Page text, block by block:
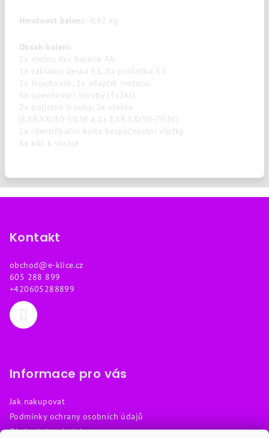
Hmotnost balení: 0,42 kg
Obsah balení:
1x motor, 4ks baterie AA
1x základní deska E1, 1x podložka E2
1x šroubovák, 1x adaptér motoru,
6x upevňovací šrouby (3x2ks)
2x pojistné šrouby, 2x vložka
(EXR.XX/30-50.NI a 1x EXR.XX/50-70.NI)
1x identifikační karta bezpečnostní vložky
6x klíč k vložce
Kontakt
obchod@e-klice.cz
605 288 899
+420605288899
Informace pro vás
Jak nakupovat
Podmínky ochrany osobních údajů
Obchodní podmínky